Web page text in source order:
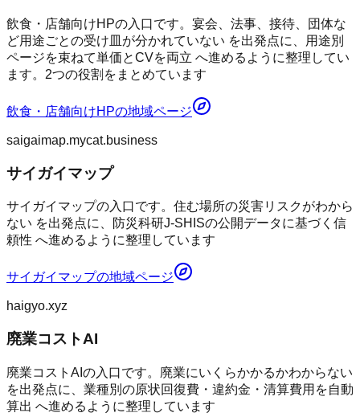
飲食・店舗向けHPの入口です。宴会、法事、接待、団体な
ど用途ごとの受け皿が分かれていない を出発点に、用途別
ページを束ねて単価とCVを両立 へ進めるように整理してい
ます。2つの役割をまとめています
飲食・店舗向けHPの地域ページ
saigaimap.mycat.business
サイガイマップ
サイガイマップの入口です。住む場所の災害リスクがわから
ない を出発点に、防災科研J-SHISの公開データに基づく信
頼性 へ進めるように整理しています
サイガイマップの地域ページ
haigyo.xyz
廃業コストAI
廃業コストAIの入口です。廃業にいくらかかるかわからない
を出発点に、業種別の原状回復費・違約金・清算費用を自動
算出 へ進めるように整理しています